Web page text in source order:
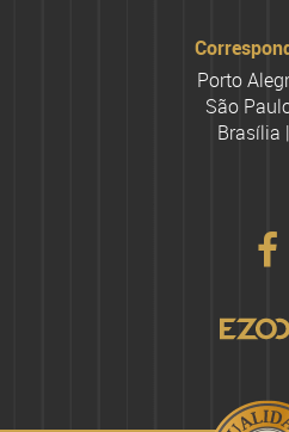
Porto
São
Brasília